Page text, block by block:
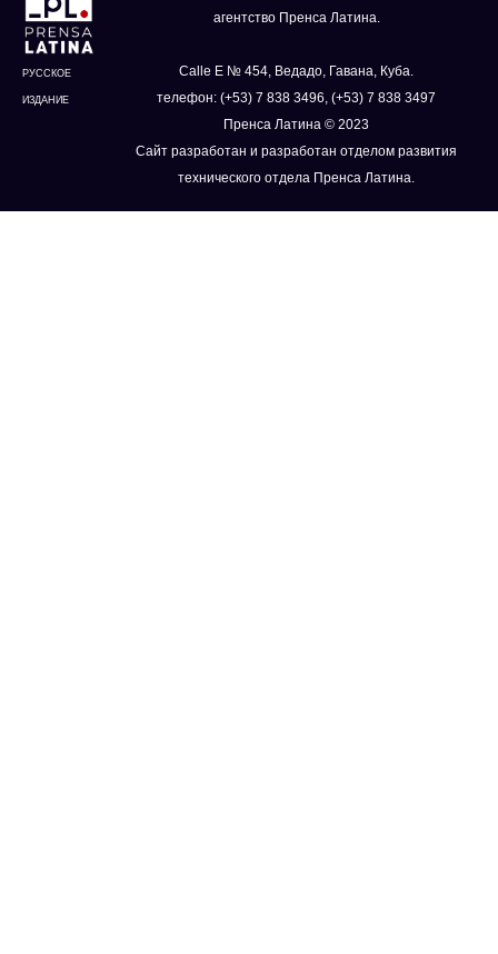
РУССКОЕ
ИЗДАНИЕ
агентство Пренса Латина.
Calle E № 454, Ведадо, Гавана, Куба.
телефон: (+53) 7 838 3496, (+53) 7 838 3497
Пренса Латина © 2023
Сайт разработан и разработан отделом развития
технического отдела Пренса Латина.